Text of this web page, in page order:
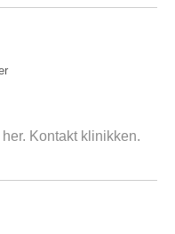
Kontakt klinikken.